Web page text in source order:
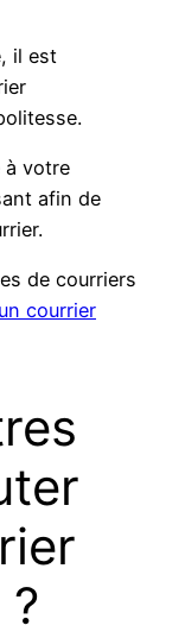
il est
à votre
afin de
de courriers
courrier